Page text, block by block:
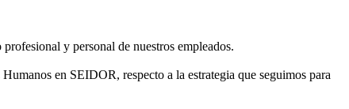
y personal de nuestros empleados.
en SEIDOR, respecto a la estrategia que seguimos para